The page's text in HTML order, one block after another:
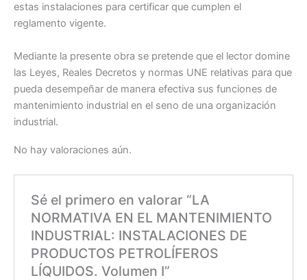
estas instalaciones para certificar que cumplen el
reglamento vigente.
Mediante la presente obra se pretende que el lector domine
las Leyes, Reales Decretos y normas UNE relativas para que
pueda desempeñar de manera efectiva sus funciones de
mantenimiento industrial en el seno de una organización
industrial.
No hay valoraciones aún.
Sé el primero en valorar “LA
NORMATIVA EN EL MANTENIMIENTO
INDUSTRIAL: INSTALACIONES DE
PRODUCTOS PETROLÍFEROS
LÍQUIDOS. Volumen I”